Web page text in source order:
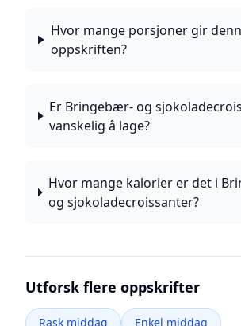
Hvor mange porsjoner gir
oppskriften?
Er Bringebær- og
vanskelig å lage?
Hvor mange kalorier er det i
og sjokoladecroissanter?
Utforsk flere oppskrifter
Rask middag
Enkel middag